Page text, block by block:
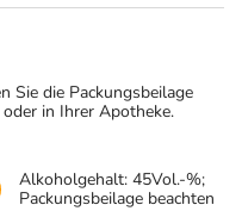
Sie die Packungsbeilage
in Ihrer Apotheke.
Alkoholgehalt: 45Vol.-%;
Packungsbeilage beachten